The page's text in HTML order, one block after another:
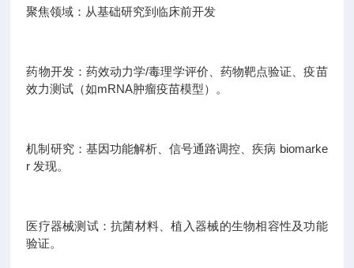
聚焦领域：从基础研究到临床前开发
药物开发：药效动力学/毒理学评价、药物靶点验证、疫苗
效力测试（如mRNA肿瘤疫苗模型）。
机制研究：基因功能解析、信号通路调控、疾病 biomarke
r 发现。
医疗器械测试：抗菌材料、植入器械的生物相容性及功能
验证。